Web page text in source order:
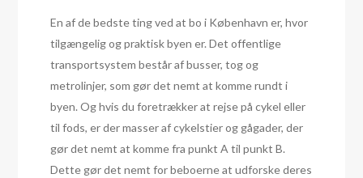
En af de bedste ting ved at bo i København er, hvor
tilgængelig og praktisk byen er. Det offentlige
transportsystem består af busser, tog og
metrolinjer, som gør det nemt at komme rundt i
byen. Og hvis du foretrækker at rejse på cykel eller
til fods, er der masser af cykelstier og gågader, der
gør det nemt at komme fra punkt A til punkt B.
Dette gør det nemt for beboerne at udforske deres